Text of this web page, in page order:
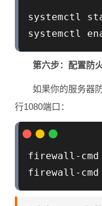
systemctl
第六步：配置防
如果你的服务器
行1080端口：
firewall-cmd